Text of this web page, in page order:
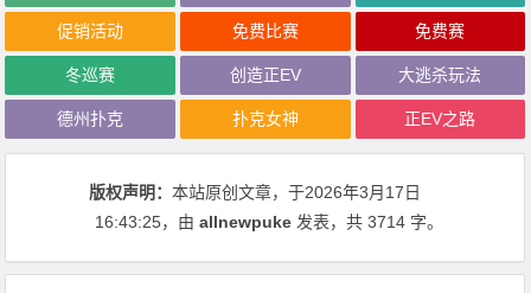
促销活动 免费比赛 免费赛
冬巡赛 创造正EV 大逃杀玩法
德州扑克 扑克女神 正EV之路
版权声明：本站原创文章，于2026年3月17日
16:43:25，由allnewpuke 发表，共 3714 字。